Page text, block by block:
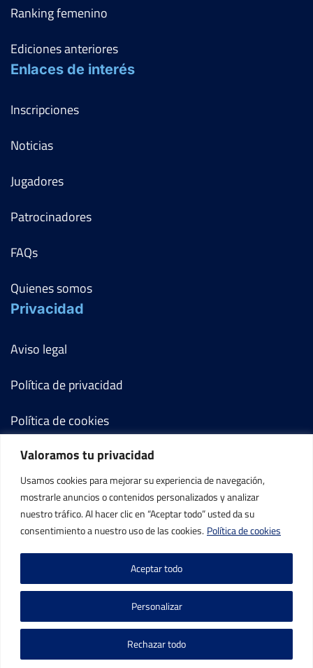
Valoramos tu privacidad
Usamos cookies para mejorar su experiencia de navegación,
mostrarle anuncios o contenidos personalizados y analizar
nuestro tráfico. Al hacer clic en “Aceptar todo” usted da su
consentimiento a nuestro uso de las cookies. Política de cookies
Personalizar
Rechazar todo
Aceptar todo
Ranking femenino
Ediciones anteriores
Enlaces de interés
Inscripciones
Noticias
Jugadores
Patrocinadores
FAQs
Quienes somos
Privacidad
Aviso legal
Política de privacidad
Política de cookies
Términos y condiciones
Mi cuenta
Contacto